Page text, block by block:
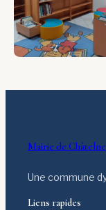
Mairie de
Une commune
Liens rapides